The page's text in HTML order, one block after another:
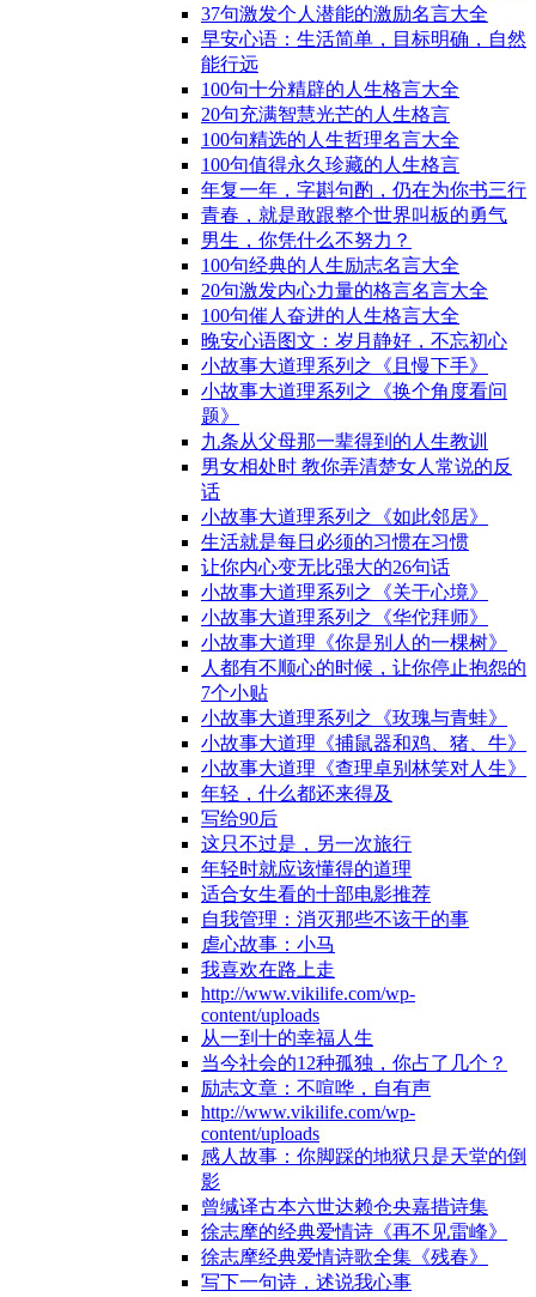
37句激发个人潜能的激励名言大全
早安心语：生活简单，目标明确，自然
能行远
100句十分精辟的人生格言大全
20句充满智慧光芒的人生格言
100句精选的人生哲理名言大全
100句值得永久珍藏的人生格言
年复一年，字斟句酌，仍在为你书三行
青春，就是敢跟整个世界叫板的勇气
男生，你凭什么不努力？
100句经典的人生励志名言大全
20句激发内心力量的格言名言大全
100句催人奋进的人生格言大全
晚安心语图文：岁月静好，不忘初心
小故事大道理系列之《且慢下手》
小故事大道理系列之《换个角度看问
题》
九条从父母那一辈得到的人生教训
男女相处时 教你弄清楚女人常说的反
话
小故事大道理系列之《如此邻居》
生活就是每日必须的习惯在习惯
让你内心变无比强大的26句话
小故事大道理系列之《关于心境》
小故事大道理系列之《华佗拜师》
小故事大道理《你是别人的一棵树》
人都有不顺心的时候，让你停止抱怨的
7个小贴
小故事大道理系列之《玫瑰与青蛙》
小故事大道理《捕鼠器和鸡、猪、牛》
小故事大道理《查理卓别林笑对人生》
年轻，什么都还来得及
写给90后
这只不过是，另一次旅行
年轻时就应该懂得的道理
适合女生看的十部电影推荐
自我管理：消灭那些不该干的事
虐心故事：小马
我喜欢在路上走
http://www.vikilife.com/wp-
content/uploads
从一到十的幸福人生
当今社会的12种孤独，你占了几个？
励志文章：不喧哗，自有声
http://www.vikilife.com/wp-
content/uploads
感人故事：你脚踩的地狱只是天堂的倒
影
曾缄译古本六世达赖仓央嘉措诗集
徐志摩的经典爱情诗《再不见雷峰》
徐志摩经典爱情诗歌全集《残春》
写下一句诗，述说我心事